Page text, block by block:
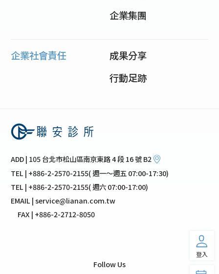
企業集團
企業社會責任
成果分享
行動足跡
ADD | 105 台北市松山區南京東路 4 段 16 號 B2
TEL | +886-2-2570-2155( 週一～週五 07:00-17:30)
TEL | +886-2-2570-2155( 週六 07:00-17:00)
EMAIL | service@lianan.com.tw
FAX | +886-2-2712-8050
Follow Us
登入